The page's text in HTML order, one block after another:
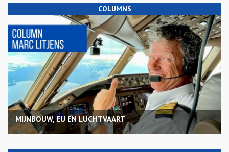
COLUMNS
MIJNBOUW, EU EN LUCHTVAART